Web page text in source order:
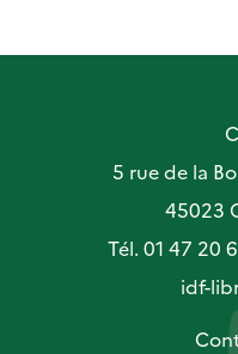
5 rue de la
45023
Tél. 01 47 20
idf-